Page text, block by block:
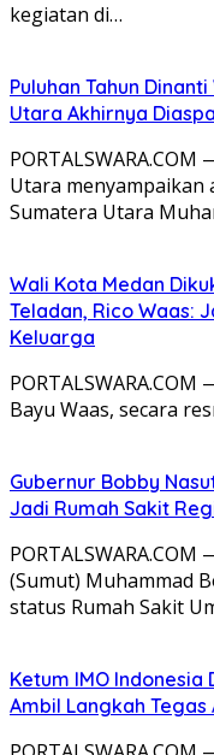
kegiatan di…
Puluhan Tahun
Utara Akhirnya
Utara menyampaikan
Sumatera Utara
Wali Kota Medan
Teladan, Rico Waas:
Keluarga
Bayu Waas, secara
Gubernur Bobby
Jadi Rumah Sakit
(Sumut) Muhammad
status Rumah Sakit
Ketum IMO
Ambil Langkah